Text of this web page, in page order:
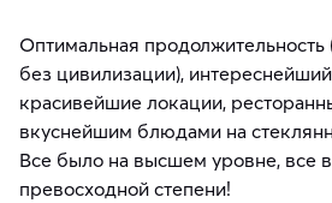
Оптимальная продолжительность
без цивилизации),
красивейшие локации,
вкуснейшим блюдами на
Все было на высшем уровне, все
превосходной степени!